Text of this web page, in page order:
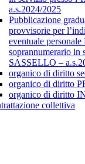
a.s.2024/2025
Pubblicazione
provvisorie per
eventuale personale
soprannumerario in
SASSELLO –
organico di diritto
organico di diritto
organico di diritto
collettiva